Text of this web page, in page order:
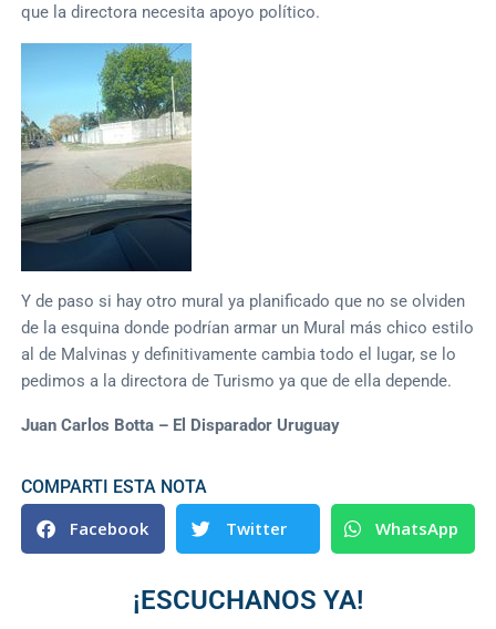
que la directora necesita apoyo político.
Y de paso si hay otro mural ya planificado que no se olviden
de la esquina donde podrían armar un Mural más chico estilo
al de Malvinas y definitivamente cambia todo el lugar, se lo
pedimos a la directora de Turismo ya que de ella depende.
Juan Carlos Botta – El Disparador Uruguay
COMPARTI ESTA NOTA
Facebook Twitter WhatsApp
¡ESCUCHANOS YA!